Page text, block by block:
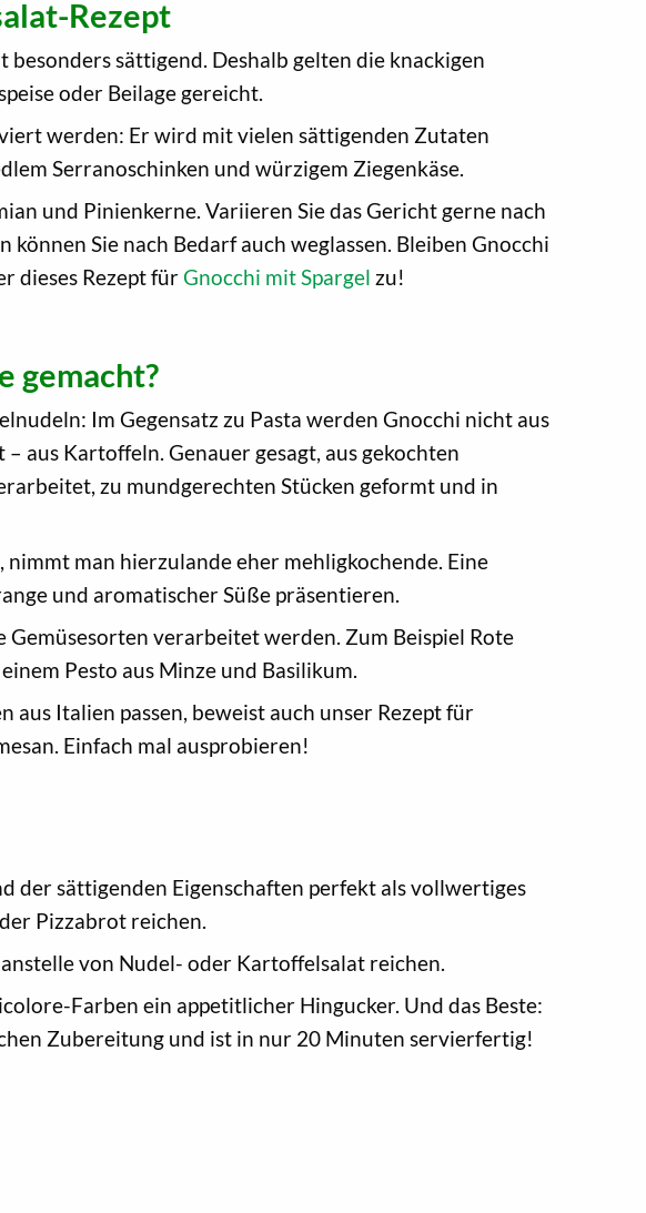
Rezept
sättigend. Deshalb gelten die knackigen
oder Beilage gereicht.
werden: Er wird mit vielen sättigenden Zutaten
Serranoschinken und würzigem Ziegenkäse.
und Pinienkerne. Variieren Sie das Gericht gerne nach
Sie nach Bedarf auch weglassen. Bleiben Gnocchi
dieses Rezept fürGnocchi mit Spargel zu!
gemacht?
Im Gegensatz zu Pasta werden Gnocchi nicht aus
aus Kartoffeln. Genauer gesagt, aus gekochten
zu mundgerechten Stücken geformt und in
man hierzulande eher mehligkochende. Eine
und aromatischer Süße präsentieren.
verarbeitet werden. Zum Beispiel Rote
einem Pesto aus Minze und Basilikum.
Italien passen, beweist auch unser Rezept für
Einfach mal ausprobieren!
der sättigenden Eigenschaften perfekt als vollwertiges
Pizzabrot reichen.
von Nudel- oder Kartoffelsalat reichen.
Farben ein appetitlicher Hingucker. Und das Beste:
Zubereitung und ist in nur 20 Minuten servierfertig!